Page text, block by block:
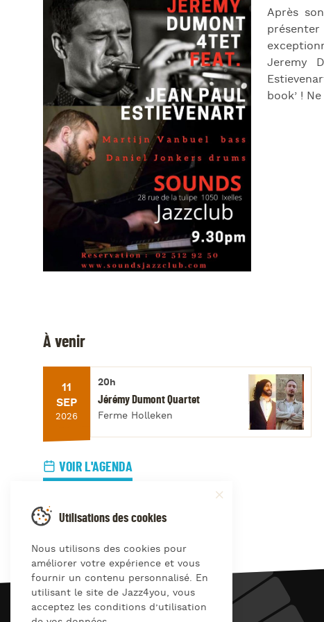
Après
Jeremy
book’ !
À venir
11
SEP
2026
20h
Jérémy Dumont Quartet
Ferme Holleken
VOIR L'AGENDA
Utilisations des cookies
Nous utilisons des cookies pour
améliorer votre expérience et vous
fournir un contenu personnalisé. En
utilisant le site de Jazz4you, vous
acceptez les conditions d’utilisation